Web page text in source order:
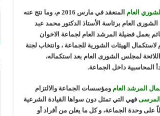
العام
المنعقد في مارس 2016 م، وما نتج عنه
العام برئاسة الأستاذ الدكتور محمد عبد
بعمل فضيلة المرشد العام لجماعة الاخوان
الهيئات الشورية للجماعة ، وانتخاب لجنة
لمجلس الشورى العام بعد استكماله،
المحاسبية داخل الجماعة.
المرشد العام ومؤسسات الجماعة والالتزام
المرسى فهي التي تمثل دون سواها القيادة الشرعية
على وحدة الجماعة، و كل ما يعلن من أفراد أو